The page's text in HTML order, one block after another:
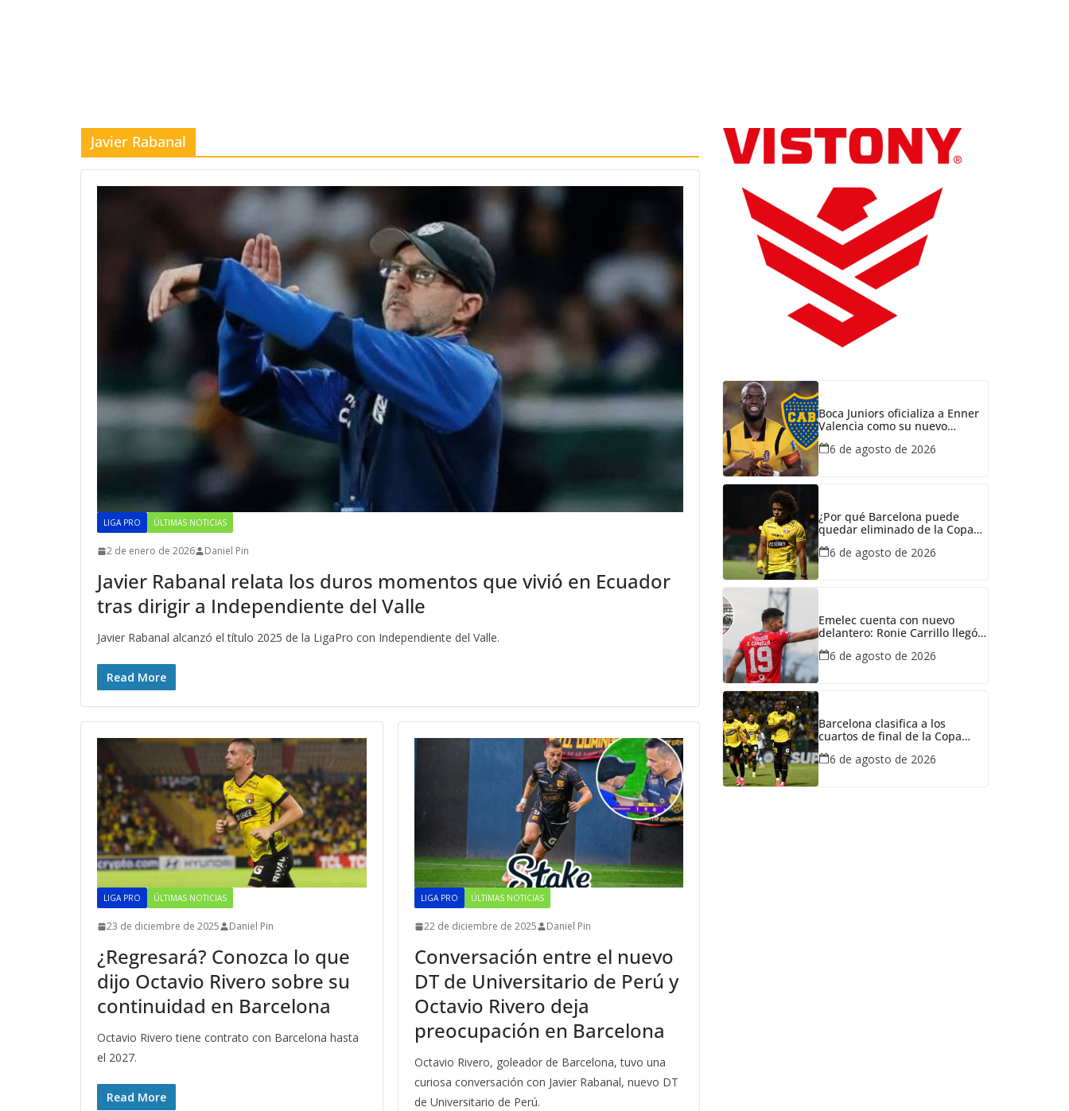
Javier Rabanal
LIGA PRO ÚLTIMAS NOTICIAS
2 de enero de 2026 Daniel Pin
Javier Rabanal relata los duros momentos que vivió en Ecuador
tras dirigir a Independiente del Valle
Javier Rabanal alcanzó el título 2025 de la LigaPro con Independiente del Valle.
Read More
LIGA PRO ÚLTIMAS NOTICIAS
23 de diciembre de 2025 Daniel Pin
¿Regresará? Conozca lo que
dijo Octavio Rivero sobre su
continuidad en Barcelona
Octavio Rivero tiene contrato con Barcelona hasta
el 2027.
Read More
LIGA PRO ÚLTIMAS NOTICIAS
22 de diciembre de 2025 Daniel Pin
Conversación entre el nuevo
DT de Universitario de Perú y
Octavio Rivero deja
preocupación en Barcelona
Octavio Rivero, goleador de Barcelona, tuvo una
curiosa conversación con Javier Rabanal, nuevo DT
de Universitario de Perú.
Boca Juniors oficializa a Enner
Valencia como su nuevo
ganaría el ecuatoriano
6 de agosto de 2026
¿Por qué Barcelona puede
quedar eliminado de la Copa
derrotado a Liga de Portoviejo?
6 de agosto de 2026
Emelec cuenta con nuevo
delantero: Ronie Carrillo llegó a
Bombillo
6 de agosto de 2026
Barcelona clasifica a los
cuartos de final de la Copa
Portoviejo en polémica partido
6 de agosto de 2026